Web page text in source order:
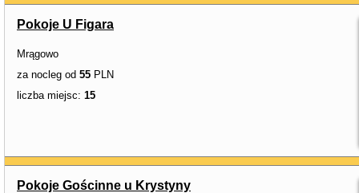
Pokoje U Figara
Mrągowo
za nocleg od 55 PLN
liczba miejsc: 15
Pokoje Gościnne u Krystyny